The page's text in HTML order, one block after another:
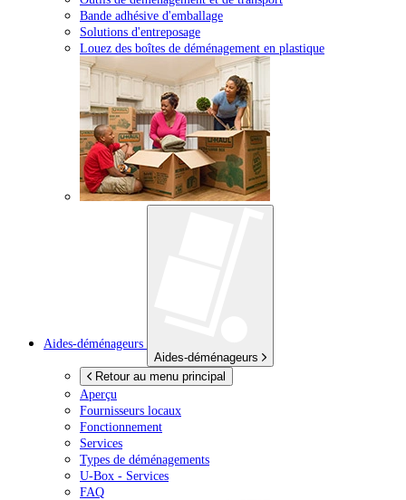
Bande adhésive d'emballage
Solutions d'entreposage
Louez des boîtes de déménagement en plastique
Aides-déménageurs
Aides-déménageurs
Retour au menu principal
Aperçu
Fournisseurs locaux
Fonctionnement
Services
Types de déménagements
U-Box - Services
FAQ